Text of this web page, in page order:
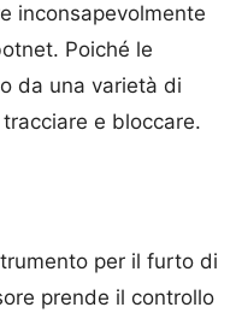
inconsapevolmente
Poiché le
da una varietà di
e bloccare.
per il furto di
prende il controllo